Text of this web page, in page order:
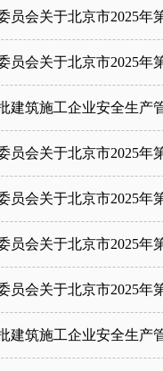
员会关于北京市2025
员会关于北京市2025
建筑施工企业安全生
员会关于北京市2025
员会关于北京市2025
员会关于北京市2025
员会关于北京市2025
建筑施工企业安全生